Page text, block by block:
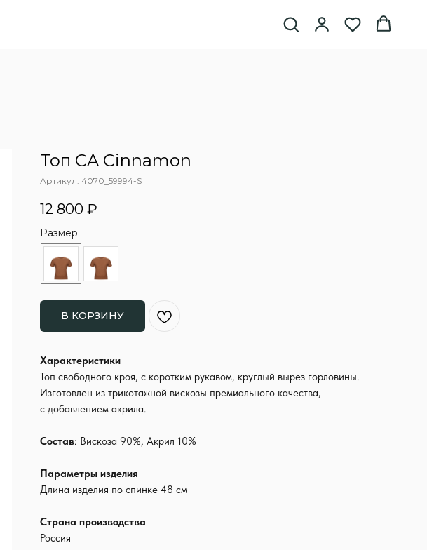
Топ CA Cinnamon
Артикул: 4070_59994-S
12 800 ₽
Размер
В КОРЗИНУ
Характеристики
Топ свободного кроя, с коротким рукавом, круглый вырез горловины.
Изготовлен из трикотажной вискозы премиального качества,
с добавлением акрила.
Состав: Вискоза 90%, Акрил 10%
Параметры изделия
Длина изделия по спинке 48 см
Страна производства
Россия